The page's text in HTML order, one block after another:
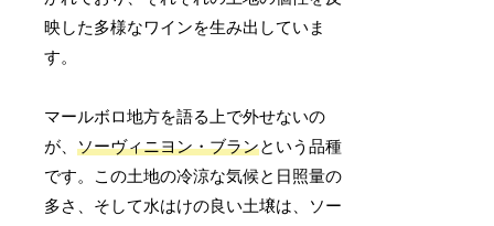
映した多様なワインを生み出していま
す。
マールボロ地方を語る上で外せないの
が、ソーヴィニヨン・ブランという品種
です。この土地の冷涼な気候と日照量の
多さ、そして水はけの良い土壌は、ソー